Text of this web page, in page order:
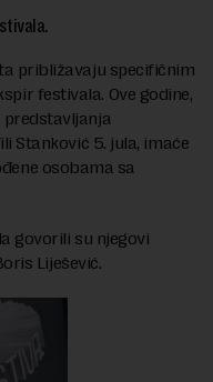
približavaju specifičnim
festivala. Ove godine,
predstavljanja
Stanković 5. jula, imaće
osobama sa
govorili su njegovi
Liješević.